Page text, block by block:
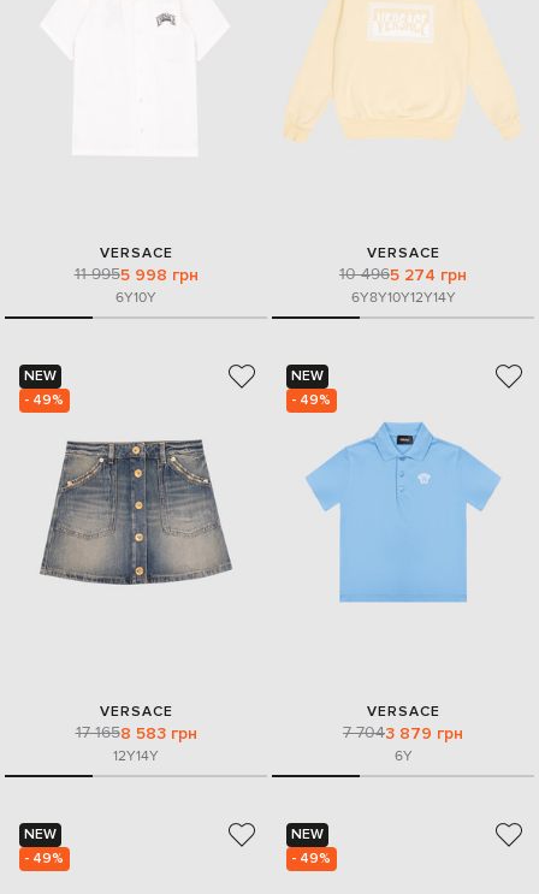
VERSACE
11 9955 998 грн
6Y10Y
VERSACE
10 4965 274 грн
6Y8Y10Y12Y14Y
NEW
- 49%
VERSACE
17 1658 583 грн
12Y14Y
NEW
- 49%
VERSACE
7 7043 879 грн
6Y
NEW
- 49%
NEW
- 49%